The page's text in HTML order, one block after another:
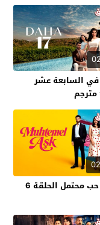
السابعة عشر
مسلسل حب محتمل الحلقة 6